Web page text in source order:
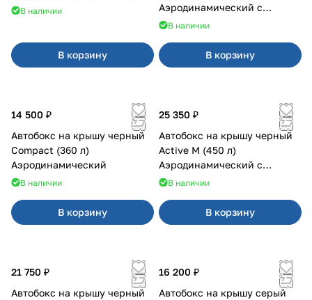
В наличии
В корзину
Аэродинамический с
двусторонним открыванием
В наличии
В корзину
14 500 ₽
Автобокс на крышу черный
Compact (360 л)
Аэродинамический
В наличии
В корзину
25 350 ₽
Автобокс на крышу черный
Active M (450 л)
Аэродинамический с
двусторонним открыванием
В наличии
В корзину
21 750 ₽
Автобокс на крышу черный
16 200 ₽
Автобокс на крышу серый